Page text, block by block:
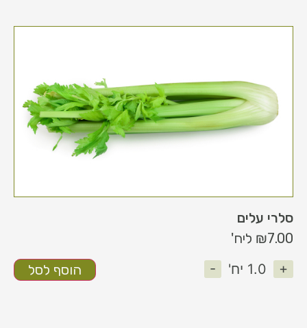
סלרי עלים
₪7.00
ליח'
-
1.0 יח' + הוסף לסל